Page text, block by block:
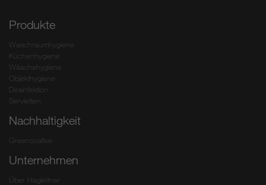
Produkte
Waschraumhygiene
Küchenhygiene
Wäschehygiene
Objekthygiene
Desinfektion
Servietten
Nachhaltigkeit
Greenovative
Unternehmen
Über Hagleitner